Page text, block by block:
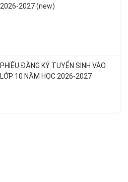
2026-2027 (new)
PHIẾU ĐĂNG KÝ TUYỂN SINH VÀO
LỚP 10 NĂM HỌC 2026-2027